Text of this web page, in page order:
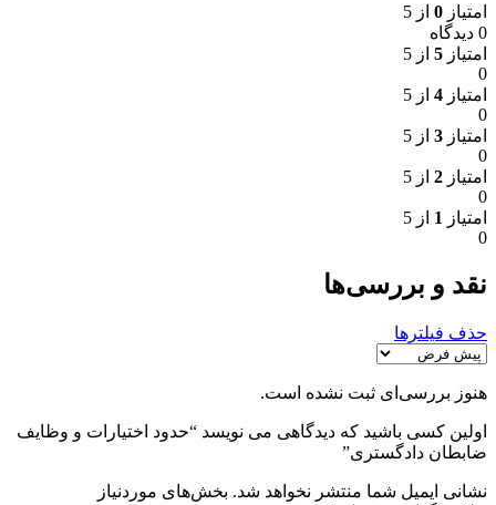
امتیاز 0 از 5
0 دیدگاه
امتیاز 5 از 5
0
امتیاز 4 از 5
0
امتیاز 3 از 5
0
امتیاز 2 از 5
0
امتیاز 1 از 5
0
نقد و بررسی‌ها
حذف فیلترها
هنوز بررسی‌ای ثبت نشده است.
اولین کسی باشید که دیدگاهی می نویسد “حدود اختیارات و وظایف
ضابطان دادگستری”
نشانی ایمیل شما منتشر نخواهد شد. بخش‌های موردنیاز